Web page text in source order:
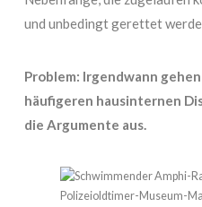
und unbedingt gerettet
Problem: Irgendwann
häufigeren hausinternen
die Argumente aus.